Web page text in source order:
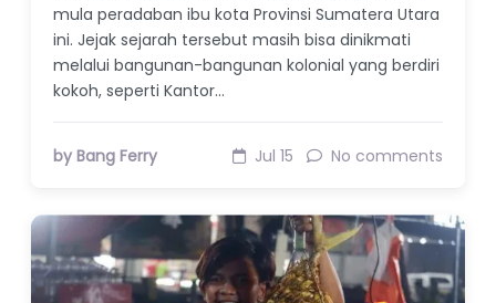
mula peradaban ibu kota Provinsi Sumatera Utara
ini. Jejak sejarah tersebut masih bisa dinikmati
melalui bangunan-bangunan kolonial yang berdiri
kokoh, seperti Kantor…
by Bang Ferry Jul 15 No comments